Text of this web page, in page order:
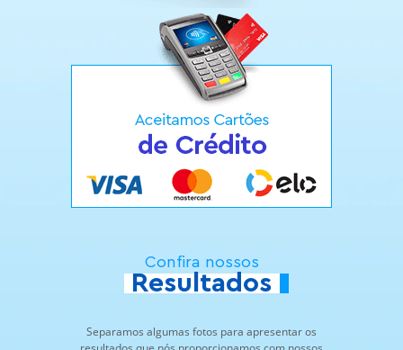
Confira nossos
Resultados
Separamos algumas fotos para apresentar os